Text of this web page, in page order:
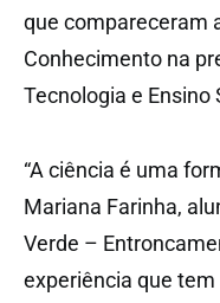
que compareceram
Conhecimento na
Tecnologia e Ensino
“A ciência é uma
Mariana Farinha,
Verde –
experiência que